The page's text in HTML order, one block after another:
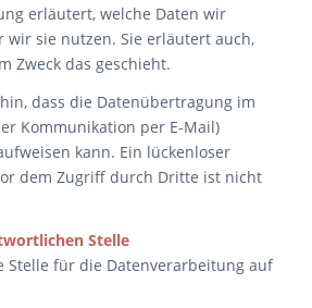
erläutert, welche Daten wir
sie nutzen. Sie erläutert auch,
Zweck das geschieht.
dass die Datenübertragung im
Kommunikation per E-Mail)
kann. Ein lückenloser
dem Zugriff durch Dritte ist nicht
Stelle
Stelle für die Datenverarbeitung auf